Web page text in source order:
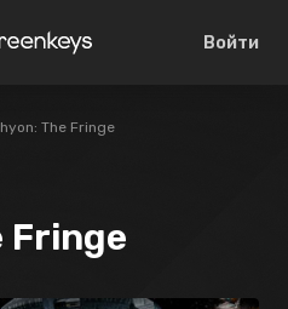
Войти
The Fringe
Fringe